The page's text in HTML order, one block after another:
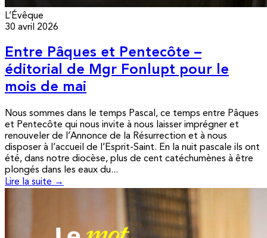
L’Évêque
30 avril 2026
Entre Pâques et Pentecôte –
éditorial de Mgr Fonlupt pour le
mois de mai
Nous sommes dans le temps Pascal, ce temps entre Pâques
et Pentecôte qui nous invite à nous laisser imprégner et
renouveler de l’Annonce de la Résurrection et à nous
disposer à l’accueil de l’Esprit-Saint. En la nuit pascale ils ont
été, dans notre diocèse, plus de cent catéchumènes à être
plongés dans les eaux du...
Lire la suite →